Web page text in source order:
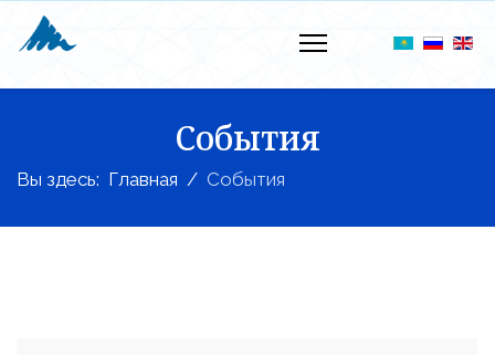
События
Вы здесь: Главная События